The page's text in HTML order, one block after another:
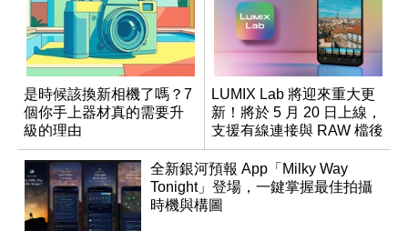
是時候該換新相機了嗎？7
個你手上器材真的需要升
級的理由
LUMIX Lab 將迎來重大更
新！將於 5 月 20 日上線，
支援有線連接與 RAW 檔後
製
全新銀河預報 App「Milky Way
Tonight」登場，一鍵掌握最佳拍攝
時機與構圖